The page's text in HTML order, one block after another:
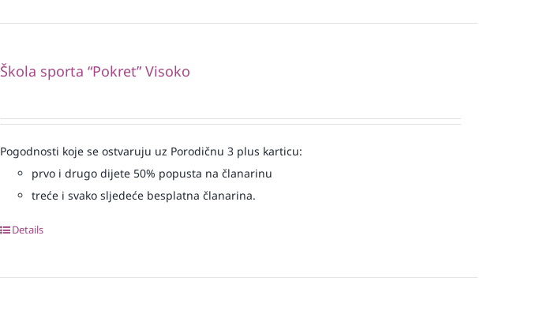
Škola sporta “Pokret” Visoko
Pogodnosti koje se ostvaruju uz Porodičnu 3 plus karticu:
prvo i drugo dijete 50% popusta na članarinu
treće i svako sljedeće besplatna članarina.
Details